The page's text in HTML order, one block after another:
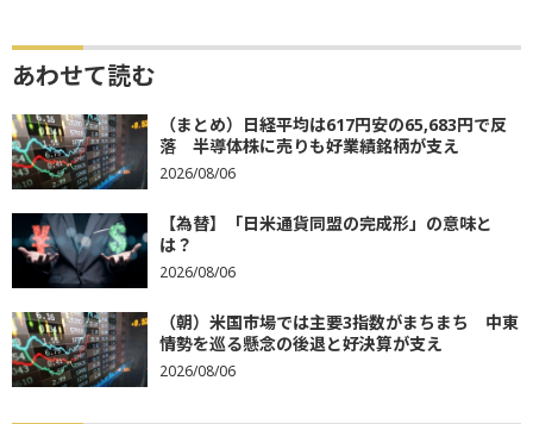
あわせて読む
（まとめ）日経平均は617円安の65,683円で反
落 半導体株に売りも好業績銘柄が支え
2026/08/06
【為替】「日米通貨同盟の完成形」の意味と
は？
2026/08/06
（朝）米国市場では主要3指数がまちまち 中東
情勢を巡る懸念の後退と好決算が支え
2026/08/06